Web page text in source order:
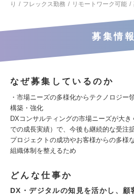
り
フレックス勤務 リモートワーク可能
募集情報
なぜ募集しているのか
・市場ニーズの多様化からテクノロジー
構築・強化
DXコンサルティングの市場ニーズが大
での成長実績）で、今後も継続的な受注
プロジェクトの成功やお客様からの多様
組織体制を整えるため
どんな仕事か
DX・デジタルの知見を活かし、顧